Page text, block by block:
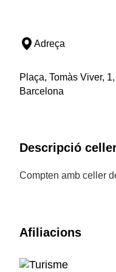
Adreça
Plaça, Tomàs Viver,
Barcelona
Descripció
Compten amb celler
Afiliacions